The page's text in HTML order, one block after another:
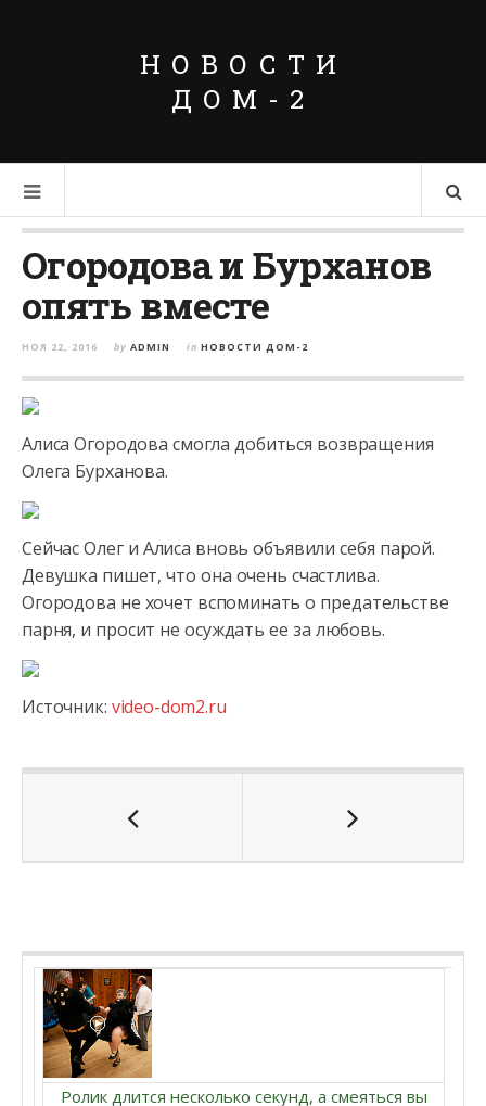
НОВОСТИ
ДОМ-2
Огородова и Бурханов
опять вместе
НОЯ 22, 2016 by ADMIN in НОВОСТИ ДОМ-2
Алиса Огородова смогла добиться возвращения
Олега Бурханова.
Сейчас Олег и Алиса вновь объявили себя парой.
Девушка пишет, что она очень счастлива.
Огородова не хочет вспоминать о предательстве
парня, и просит не осуждать ее за любовь.
Источник: video-dom2.ru
Ролик длится несколько секунд, а смеяться вы